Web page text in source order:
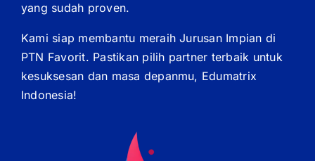
yang sudah proven.
Kami siap membantu meraih Jurusan Impian di
PTN Favorit. Pastikan pilih partner terbaik untuk
kesuksesan dan masa depanmu, Edumatrix
Indonesia!